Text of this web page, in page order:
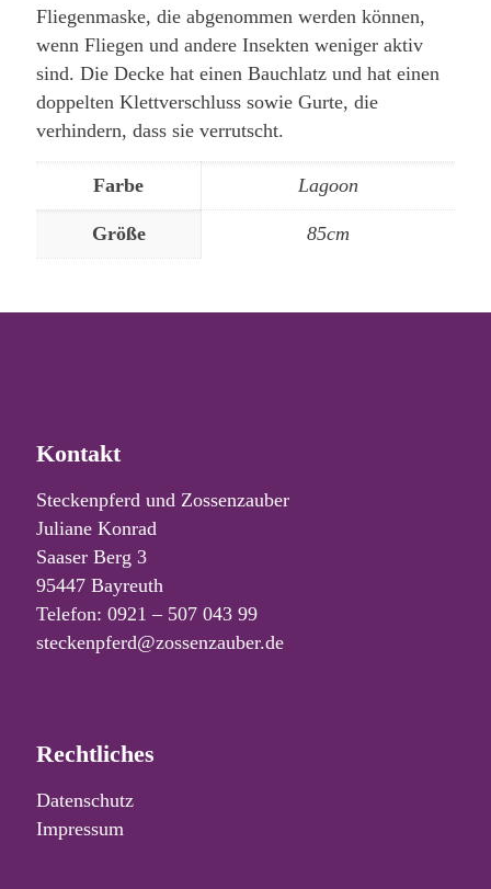
Fliegenmaske, die abgenommen werden können,
wenn Fliegen und andere Insekten weniger aktiv
sind. Die Decke hat einen Bauchlatz und hat einen
doppelten Klettverschluss sowie Gurte, die
verhindern, dass sie verrutscht.
Farbe Lagoon
Größe 85cm
Kontakt
Steckenpferd und Zossenzauber
Juliane Konrad
Saaser Berg 3
95447 Bayreuth
Telefon: 0921 – 507 043 99
steckenpferd@zossenzauber.de
Rechtliches
Datenschutz
Impressum